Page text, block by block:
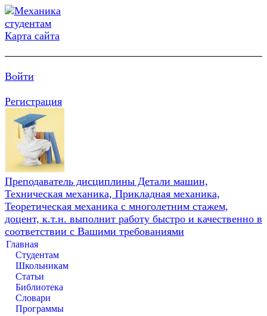
Карта сайта
Войти
Регистрация
Преподаватель дисциплины Детали машин,
Техническая механика, Прикладная механика,
Теоретическая механика с многолетним стажем,
доцент, к.т.н. выполнит работу быстро и качественно в
соответствии с Вашими требованиями
Главная
Студентам
Школьникам
Статьи
Библиотека
Словари
Программы